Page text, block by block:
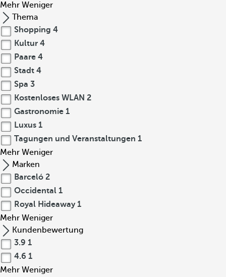
Mehr Weniger
Thema
Shopping 4
Kultur 4
Paare 4
Stadt 4
Spa 3
Kostenloses WLAN 2
Gastronomie 1
Luxus 1
Tagungen und Veranstaltungen 1
Mehr Weniger
Marken
Barceló 2
Occidental 1
Royal Hideaway 1
Mehr Weniger
Kundenbewertung
3.9 1
4.6 1
Mehr Weniger